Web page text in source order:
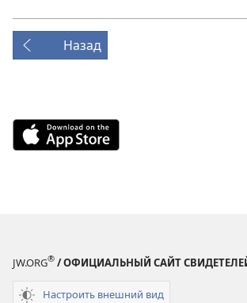
Назад
Download
on
новом
окне)
JW.ORG® / ОФИЦИАЛЬНЫЙ САЙТ
Настроить внешний вид